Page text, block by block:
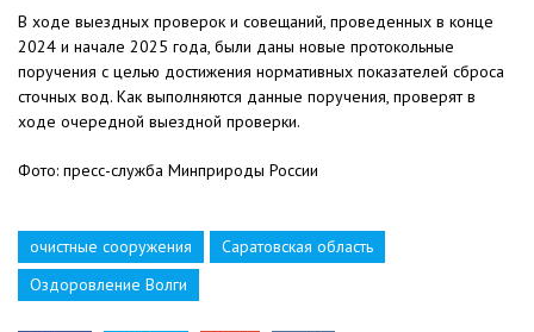
В ходе выездных проверок и совещаний, проведенных в конце
2024 и начале 2025 года, были даны новые протокольные
поручения с целью достижения нормативных показателей сброса
сточных вод. Как выполняются данные поручения, проверят в
ходе очередной выездной проверки.
Фото: пресс-служба Минприроды России
очистные сооружения
Саратовская область
Оздоровление Волги